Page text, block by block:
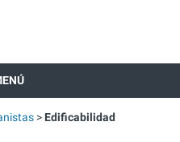
Edificabilidad